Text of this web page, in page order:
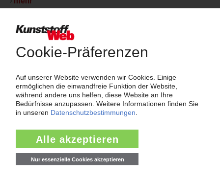
Thema "Force Majeure"
Force Majeure in der Kunststoffindustrie
Themenkomplex Force Majeure, Corona und Kunststoff-